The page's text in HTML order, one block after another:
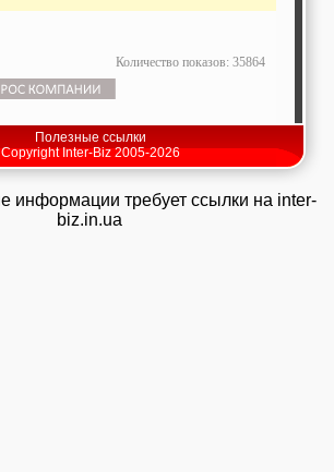
Количество показов: 35864
Полезные ссылки
Copyright Inter-Biz 2005-2026
biz.in.ua